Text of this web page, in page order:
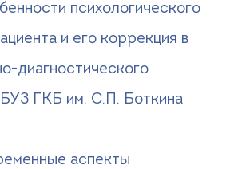
психологического
и его коррекция в
диагностического
ГКБ им. С.П. Боткина
аспекты